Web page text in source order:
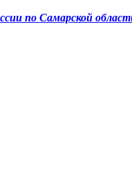
по Самарской